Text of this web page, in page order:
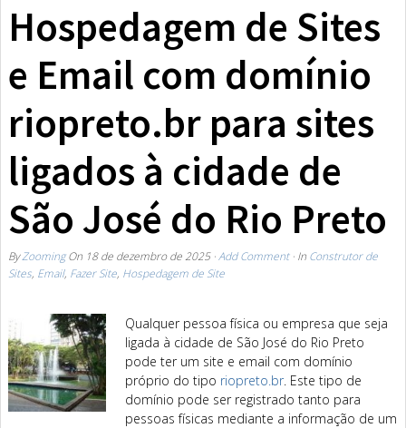
Hospedagem de Sites
e Email com domínio
riopreto.br para sites
ligados à cidade de
São José do Rio Preto
ByZoomingOn 18 de dezembro de 2025· Add Comment· In Construtor de
Sites, Email, Fazer Site, Hospedagem de Site
Qualquer pessoa física ou empresa que seja
ligada à cidade de São José do Rio Preto
pode ter um site e email com domínio
próprio do tipo riopreto.br. Este tipo de
domínio pode ser registrado tanto para
pessoas físicas mediante a informação de um